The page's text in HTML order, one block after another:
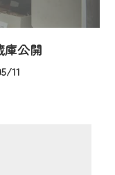
庫公開
11
TV』は2024
ます！
いの地域
ら、いつ